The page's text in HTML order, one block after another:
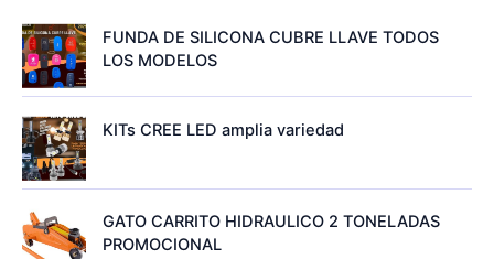
FUNDA DE SILICONA CUBRE LLAVE TODOS
LOS MODELOS
KITs CREE LED amplia variedad
GATO CARRITO HIDRAULICO 2 TONELADAS
PROMOCIONAL